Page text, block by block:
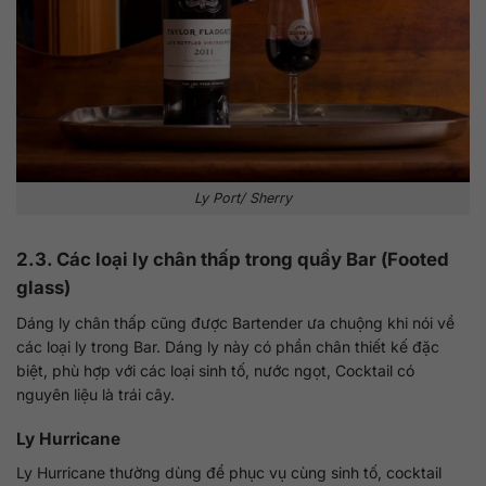
Ly Port/ Sherry
2.3. Các loại ly chân thấp trong quầy Bar (Footed
glass)
Dáng ly chân thấp cũng được Bartender ưa chuộng khi nói về
các loại ly trong Bar. Dáng ly này có phần chân thiết kế đặc
biệt, phù hợp với các loại sinh tố, nước ngọt, Cocktail có
nguyên liệu là trái cây.
Ly Hurricane
Ly Hurricane thường dùng để phục vụ cùng sinh tố, cocktail